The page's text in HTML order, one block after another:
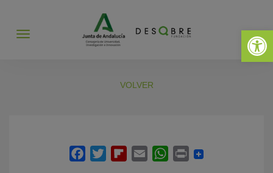
Abrir
Abrir
VOLVER